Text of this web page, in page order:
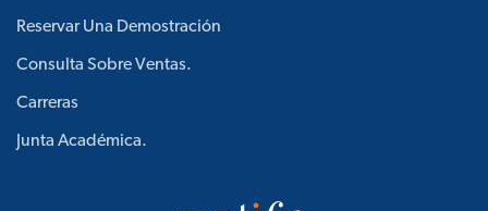
Reservar Una Demostración
Consulta Sobre Ventas.
Carreras
Junta Académica.